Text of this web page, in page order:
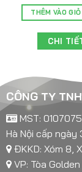
THÊM VÀO
CHI
CÔNG TY
MST:
Hà Nội cấp
ĐKKD: Xóm 8,
VP: Tòa